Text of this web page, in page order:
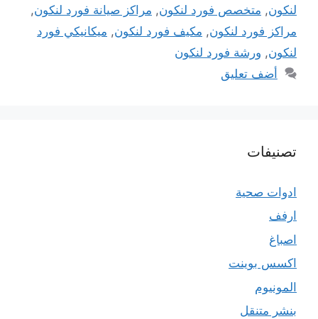
لنكون, متخصص فورد لنكون, مراكز صيانة فورد لنكون,
مراكز فورد لنكون, مكيف فورد لنكون, ميكانيكي فورد
لنكون, ورشة فورد لنكون
أضف تعليق
تصنيفات
ادوات صحية
ارفف
اصباغ
اكسس بوينت
المونيوم
بنشر متنقل